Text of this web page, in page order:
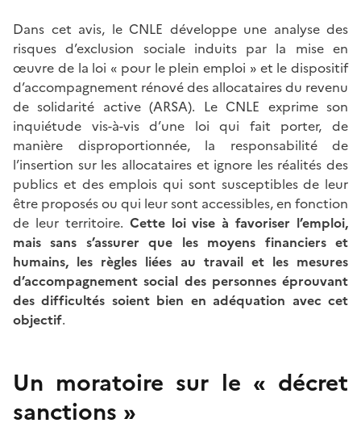
Dans cet avis, le CNLE développe une analyse des
risques d’exclusion sociale induits par la mise en
œuvre de la loi « pour le plein emploi » et le dispositif
d’accompagnement rénové des allocataires du revenu
de solidarité active (ARSA). Le CNLE exprime son
inquiétude vis-à-vis d’une loi qui fait porter, de
manière disproportionnée, la responsabilité de
l’insertion sur les allocataires et ignore les réalités des
publics et des emplois qui sont susceptibles de leur
être proposés ou qui leur sont accessibles, en fonction
de leur territoire. Cette loi vise à favoriser l’emploi,
mais sans s’assurer que les moyens financiers et
humains, les règles liées au travail et les mesures
d’accompagnement social des personnes éprouvant
des difficultés soient bien en adéquation avec cet
objectif.
Un moratoire sur le « décret
sanctions »